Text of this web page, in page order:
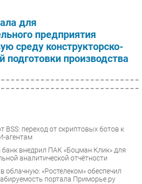
для
предприятия
среду конструкторско-
подготовки производства
BSS: переход от скриптовых ботов к
агентам
внедрил ПАК «Боцман Клик» для
аналитической отчётности
облачную: «Ростелеком» обеспечил
портала Приморье.ру